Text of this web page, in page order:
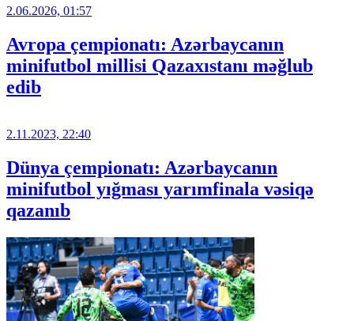
2.06.2026, 01:57
Avropa çempionatı: Azərbaycanın
minifutbol millisi Qazaxıstanı məğlub
edib
2.11.2023, 22:40
Dünya çempionatı: Azərbaycanın
minifutbol yığması yarımfinala vəsiqə
qazanıb